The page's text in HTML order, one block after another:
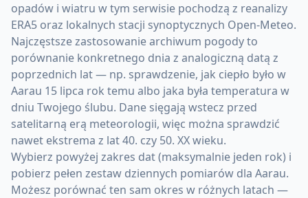
opadów i wiatru w tym serwisie pochodzą z reanalizy
ERA5 oraz lokalnych stacji synoptycznych Open-Meteo.
Najczęstsze zastosowanie archiwum pogody to
porównanie konkretnego dnia z analogiczną datą z
poprzednich lat — np. sprawdzenie, jak ciepło było w
Aarau 15 lipca rok temu albo jaka była temperatura w
dniu Twojego ślubu. Dane sięgają wstecz przed
satelitarną erą meteorologii, więc można sprawdzić
nawet ekstrema z lat 40. czy 50. XX wieku.
Wybierz powyżej zakres dat (maksymalnie jeden rok) i
pobierz pełen zestaw dziennych pomiarów dla Aarau.
Możesz porównać ten sam okres w różnych latach —